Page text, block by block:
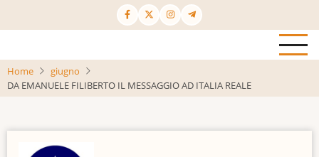
al
principale
Home
giugno
DA EMANUELE FILIBERTO IL MESSAGGIO AD ITALIA REALE